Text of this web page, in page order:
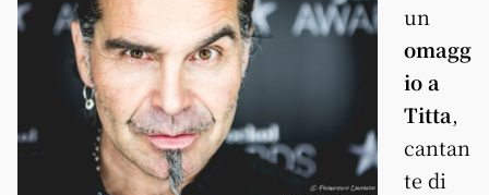
un
omagg
io a
Titta,
cantan
te di